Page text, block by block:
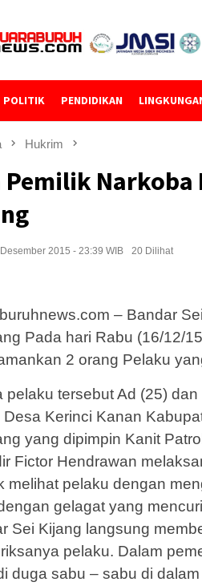
POLITIK PENDIDIKAN
Hukrim
Pemilik
2015 - 23:39 WIB 20 Dilihat
– Bandar
Pada hari Rabu (16/12/
2 orang Pelaku
pelaku tersebut Ad (25)
Desa Kerinci Kanan
yang dipimpin Kanit
Fictor Hendrawan
melihat pelaku dengan
gelagat yang
Sei Kijang langsung
pelaku. Dalam
duga sabu – sabu di